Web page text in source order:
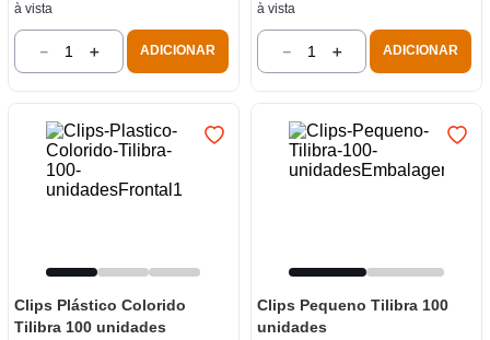
à vista
＋
－ ADICIONAR
à vista
＋
－ ADICIONAR
Clips Plástico Colorido
Tilibra 100 unidades
Clips Pequeno Tilibra 100
unidades